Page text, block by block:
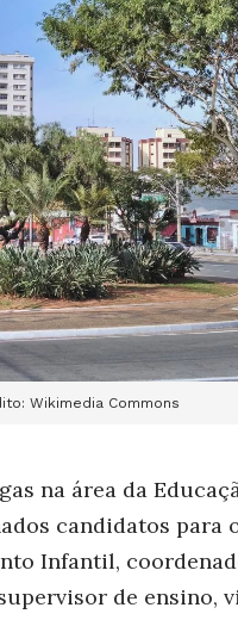
Wikimedia Commons
na área da
candidatos para
Infantil,
de ensino,